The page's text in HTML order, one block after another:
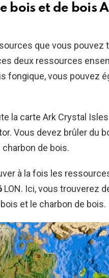
bois et de bois
que vous pouvez
deux ressources
fongique, vous pouvez
la carte Ark Crystal
Vous devez brûler du
de bois.
à la fois les
LON. Ici, vous trouverez
et le charbon de bois.